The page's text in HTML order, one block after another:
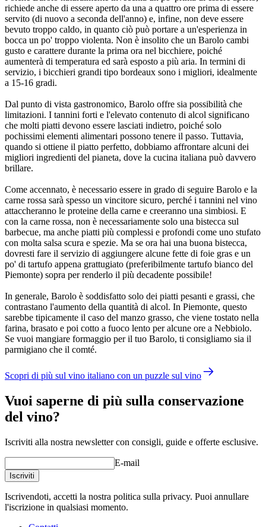
richiede anche di essere aperto da una a quattro ore prima di essere
servito (di nuovo a seconda dell'anno) e, infine, non deve essere
bevuto troppo caldo, in quanto ciò può portare a un'esperienza in
bocca un po' troppo violenta. Non è insolito che un Barolo cambi
gusto e carattere durante la prima ora nel bicchiere, poiché
aumenterà di temperatura ed sarà esposto a più aria. In termini di
servizio, i bicchieri grandi tipo bordeaux sono i migliori, idealmente
a 15-16 gradi.
Dal punto di vista gastronomico, Barolo offre sia possibilità che
limitazioni. I tannini forti e l'elevato contenuto di alcol significano
che molti piatti devono essere lasciati indietro, poiché solo
pochissimi elementi alimentari possono tenere il passo. Tuttavia,
quando si ottiene il piatto perfetto, dobbiamo affrontare alcuni dei
migliori ingredienti del pianeta, dove la cucina italiana può davvero
brillare.
Come accennato, è necessario essere in grado di seguire Barolo e la
carne rossa sarà spesso un vincitore sicuro, perché i tannini nel vino
attaccheranno le proteine della carne e creeranno una simbiosi. E
con la carne rossa, non è necessariamente solo una bistecca sul
barbecue, ma anche piatti più complessi e profondi come uno stufato
con molta salsa scura e spezie. Ma se ora hai una buona bistecca,
dovresti fare il servizio di aggiungere alcune fette di foie gras e un
po' di tartufo appena grattugiato (preferibilmente tartufo bianco del
Piemonte) sopra per renderlo il più decadente possibile!
In generale, Barolo è soddisfatto solo dei piatti pesanti e grassi, che
contrastano l'aumento della quantità di alcol. In Piemonte, questo
sarebbe tipicamente il caso del manzo grasso, che viene tostato nella
farina, brasato e poi cotto a fuoco lento per alcune ore a Nebbiolo.
Se vuoi mangiare formaggio per il tuo Barolo, ti consigliamo sia il
parmigiano che il comté.
Scopri di più sul vino italiano con un puzzle sul vino
Vuoi saperne di più sulla conservazione
del vino?
Iscriviti alla nostra newsletter con consigli, guide e offerte esclusive.
E-mail
Iscriviti
Iscrivendoti, accetti la nostra politica sulla privacy. Puoi annullare
l'iscrizione in qualsiasi momento.